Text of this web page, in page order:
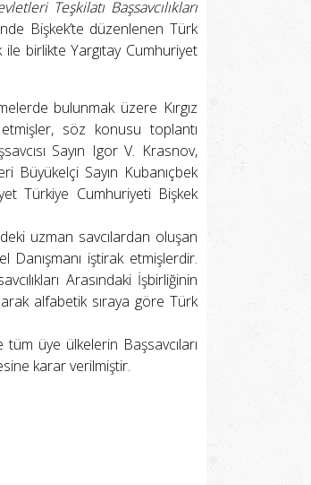
Teşkilatı Başsavcılıkları
Bişkek’te düzenlenen Türk
ile birlikte Yargıtay Cumhuriyet
bulunmak üzere Kırgız
etmişler, söz konusu toplantı
Sayın Igor V. Krasnov,
Büyükelçi Sayın Kubanıçbek
Türkiye Cumhuriyeti Bişkek
uzman savcılardan oluşan
Danışmanı iştirak etmişlerdir.
Arasındaki İşbirliğinin
alfabetik sıraya göre Türk
üye ülkelerin Başsavcıları
karar verilmiştir.